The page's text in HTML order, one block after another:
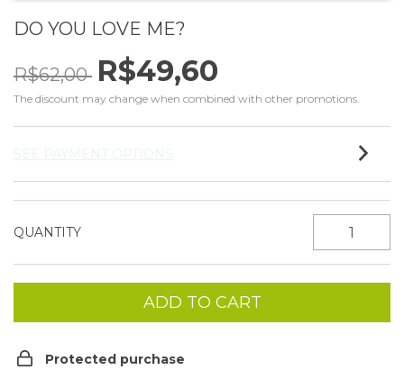
DO YOU LOVE ME?
R$62,00 R$49,60
The discount may change when combined with other promotions.
QUANTITY
Protected purchase